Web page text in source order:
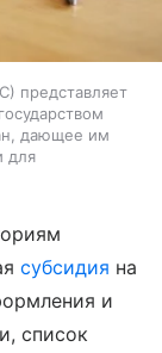
представляет
дающее им
для
субсидия на
и
список